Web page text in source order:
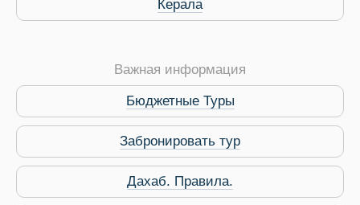
Керала
Важная информация
Бюджетные Туры
Забронировать тур
Дахаб. Правила.